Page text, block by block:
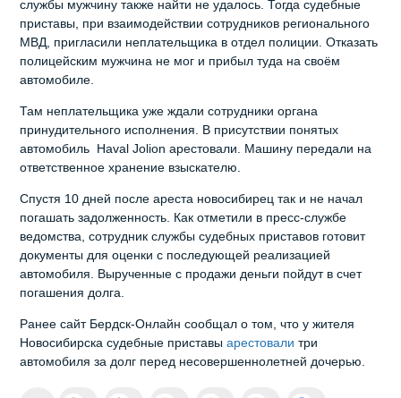
службы мужчину также найти не удалось. Тогда судебные
приставы, при взаимодействии сотрудников регионального
МВД, пригласили неплательщика в отдел полиции. Отказать
полицейским мужчина не мог и прибыл туда на своём
автомобиле.
Там неплательщика уже ждали сотрудники органа
принудительного исполнения. В присутствии понятых
автомобиль Haval Jolion арестовали. Машину передали на
ответственное хранение взыскателю.
Спустя 10 дней после ареста новосибирец так и не начал
погашать задолженность. Как отметили в пресс-службе
ведомства, сотрудник службы судебных приставов готовит
документы для оценки с последующей реализацией
автомобиля. Вырученные с продажи деньги пойдут в счет
погашения долга.
Ранее сайт Бердск-Онлайн сообщал о том, что у жителя
Новосибирска судебные приставыарестовали три
автомобиля за долг перед несовершеннолетней дочерью.